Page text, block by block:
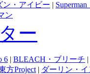
ン・アイビー |
ン
ー
6 | BLEACH・ブリーチ |
方Project | ダーリン・